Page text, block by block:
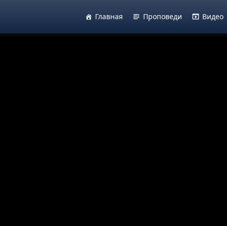
Главная Проповеди Видео